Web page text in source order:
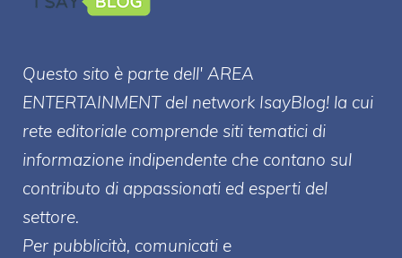
Questo sito è parte dell' AREA
ENTERTAINMENT del network IsayBlog! la cui
rete editoriale comprende siti tematici di
informazione indipendente che contano sul
contributo di appassionati ed esperti del
settore.
Per pubblicità, comunicati e